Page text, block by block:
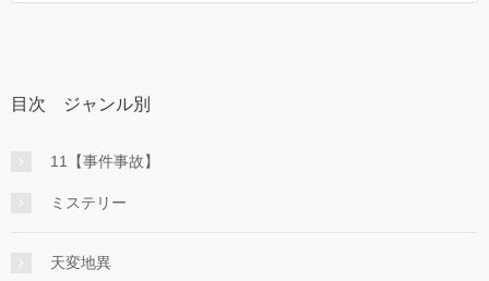
目次 ジャンル別
11【事件事故】
ミステリー
天変地異